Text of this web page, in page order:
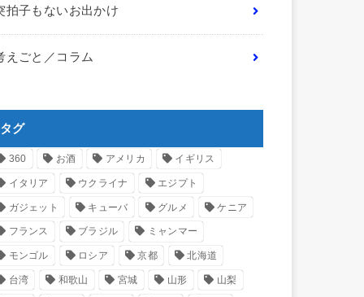
拍子もないお出かけ
えごと／コラム
タグ
360 お酒 アメリカ イギリス
イタリア ウクライナ エジプト
ガジェット キューバ グルメ ケニア
フランス ブラジル ミャンマー
モンゴル ロシア 京都 北海道
台湾 和歌山 宮城 山形 山梨